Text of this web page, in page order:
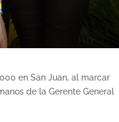
en San Juan, al marcar
de la Gerente General